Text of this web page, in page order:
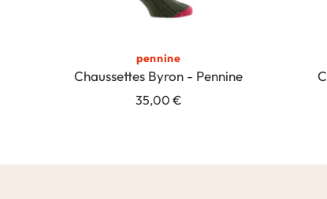
pennine
Chaussettes Byron - Pennine
35,00 €